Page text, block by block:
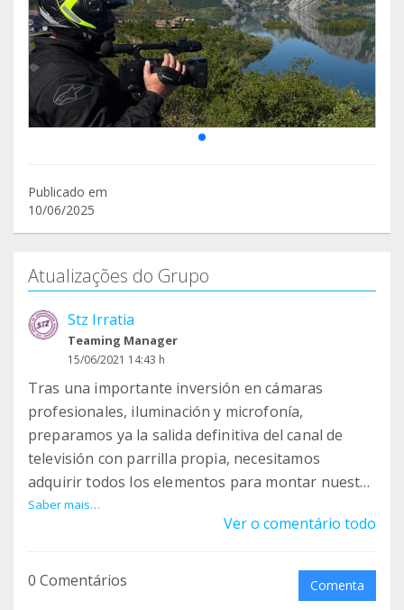
Publicado em
10/06/2025
Atualizações do Grupo
Stz Irratia
Teaming Manager
15/06/2021 14:43 h
Tras una importante inversión en cámaras
profesionales, iluminación y microfonía,
preparamos ya la salida definitiva del canal de
televisión con parrilla propia, necesitamos
adquirir todos los elementos para montar nuestro
Plató virtual, con cromas y atrezzo al uso y
ampliar todo el sistema de iluminación escénica de
Las emisiones, lanzadas el 28 de abril de 2021 en
pruebas, se alargarán hasta septiembre, fecha en
Saber mais…
Ver o comentário todo
0 Comentários Comenta